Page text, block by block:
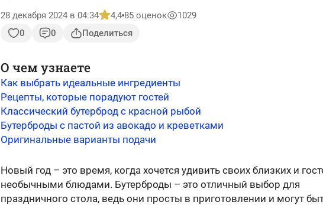
28 декабря 2024 в 04:34 4,4 85 оценок
1029
0
0 Поделиться
О чем узнаете
Как выбрать идеальные ингредиенты
Рецепты, которые порадуют гостей
Классический бутерброд с красной рыбой
Бутерброды с пастой из авокадо и креветками
Оригинальные варианты подачи
Новый год – это время, когда хочется удивить своих близких и
необычными блюдами. Бутерброды – это отличный выбор для
праздничного стола, ведь они просты в приготовлении и могут